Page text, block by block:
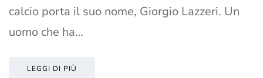
calcio porta il suo nome, Giorgio Lazzeri. Un
uomo che ha…
LEGGI DI PIÙ